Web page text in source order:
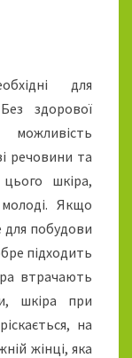
для
здорової
речовини та
шкіра,
Якщо
для побудови
підходить
втрачають
шкіра при
на
жінці, яка